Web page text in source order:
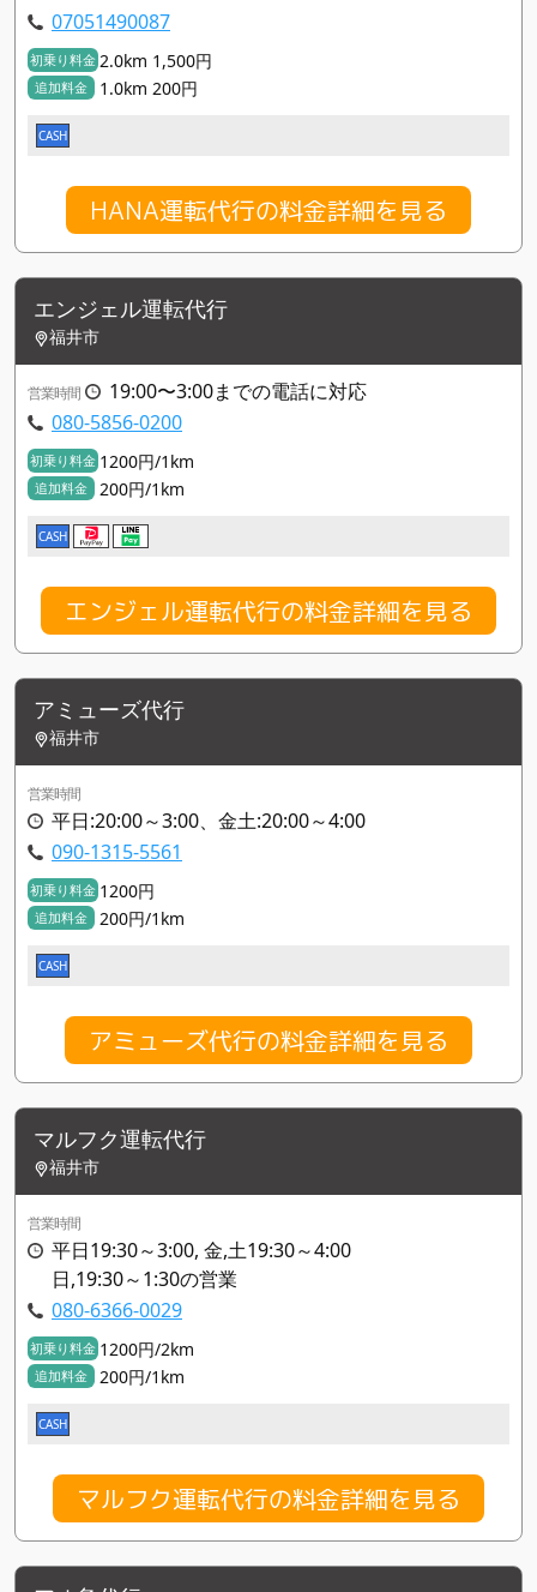
07051490087
初乗り料金 2.0km 1,500円
追加料金 1.0km 200円
CASH
HANA運転代行の料金詳細を見る
エンジェル運転代行
福井市
営業時間
19:00〜3:00までの電話に対応
080-5856-0200
初乗り料金 1200円/1km
追加料金 200円/1km
CASH
エンジェル運転代行の料金詳細を見る
アミューズ代行
福井市
営業時間
平日:20:00～3:00、金土:20:00～4:00
090-1315-5561
初乗り料金 1200円
追加料金 200円/1km
CASH
アミューズ代行の料金詳細を見る
マルフク運転代行
福井市
営業時間
平日19:30～3:00, 金,土19:30～4:00
日,19:30～1:30の営業
080-6366-0029
初乗り料金 1200円/2km
追加料金 200円/1km
CASH
マルフク運転代行の料金詳細を見る